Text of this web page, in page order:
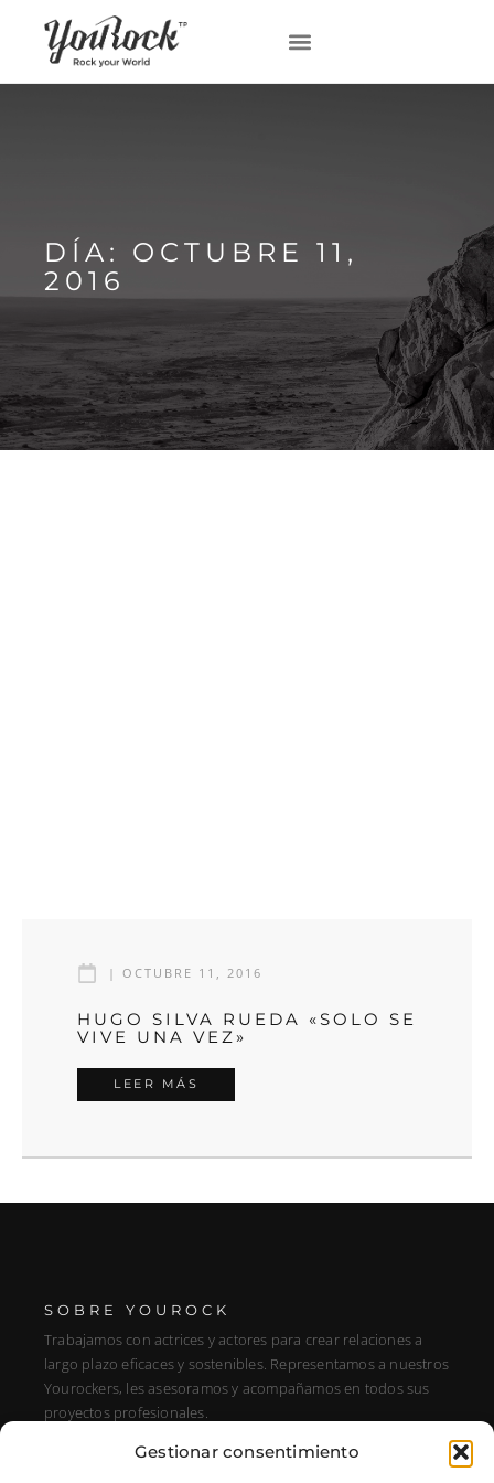
Gestionar consentimiento
DÍA: OCTUBRE 11,
2016
| OCTUBRE 11, 2016
HUGO SILVA RUEDA «SOLO SE
VIVE UNA VEZ»
LEER MÁS
SOBRE YOUROCK
Trabajamos con actrices y actores para crear relaciones a
largo plazo eficaces y sostenibles. Representamos a nuestros
Yourockers, les asesoramos y acompañamos en todos sus
proyectos profesionales.
DIRECCIÓN